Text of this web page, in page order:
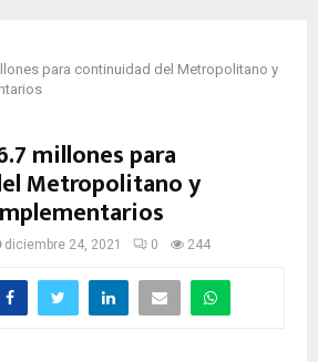
para continuidad del Metropolitano y
millones para
Metropolitano y
diciembre 24, 2021 0 244